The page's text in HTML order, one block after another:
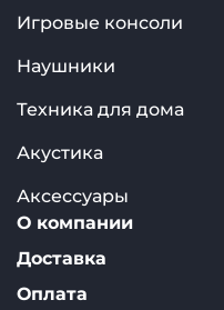
Игровые консоли
Наушники
Техника для дома
Акустика
Аксессуары
О компании
Доставка
Оплата